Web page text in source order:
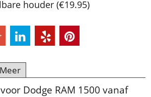
houder (€19.95)
Meer
Dodge RAM 1500 vanaf